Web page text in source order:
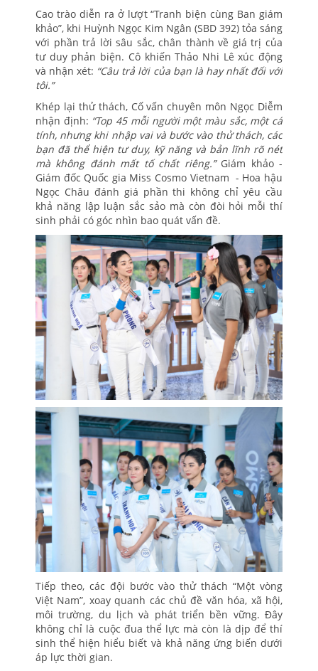
Cao trào diễn ra ở lượt “Tranh biện cùng Ban giám
khảo”, khi Huỳnh Ngọc Kim Ngân (SBD 392) tỏa sáng
với phần trả lời sâu sắc, chân thành về giá trị của
tư duy phản biện. Cô khiến Thảo Nhi Lê xúc động
và nhận xét: “Câu trả lời của bạn là hay nhất đối với
tôi.”
Khép lại thử thách, Cố vấn chuyên môn Ngọc Diễm
nhận định: “Top 45 mỗi người một màu sắc, một cá
tính, nhưng khi nhập vai và bước vào thử thách, các
bạn đã thể hiện tư duy, kỹ năng và bản lĩnh rõ nét
mà không đánh mất tố chất riêng.”Giám khảo -
Giám đốc Quốc gia Miss Cosmo Vietnam - Hoa hậu
Ngọc Châu đánh giá phần thi không chỉ yêu cầu
khả năng lập luận sắc sảo mà còn đòi hỏi mỗi thí
sinh phải có góc nhìn bao quát vấn đề.
Tiếp theo, các đội bước vào thử thách “Một vòng
Việt Nam”, xoay quanh các chủ đề văn hóa, xã hội,
môi trường, du lịch và phát triển bền vững. Đây
không chỉ là cuộc đua thể lực mà còn là dịp để thí
sinh thể hiện hiểu biết và khả năng ứng biến dưới
áp lực thời gian.